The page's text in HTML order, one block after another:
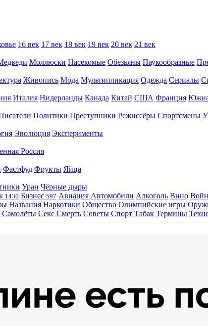
16 век 17 век 18 век 19 век 20 век 21 век
Моллюски Насекомые Обезьяны Паукообразные
Живопись Мода Мультипликация Одежда Сериалы
Италия Нидерланды Канада Китай США Франция
Политики Преступники Режиссёры Спортсмены
Эволюция Эксперименты
Россия
Фастфуд Фрукты Яйца
Уран Чёрные дыры
1430 Бизнес 597 Авиация Автомобили Алкоголь Вино
Названия Наркотики Общество Олимпийские игры
Самолёты Секс Смерть Советы Спорт Табак Термины